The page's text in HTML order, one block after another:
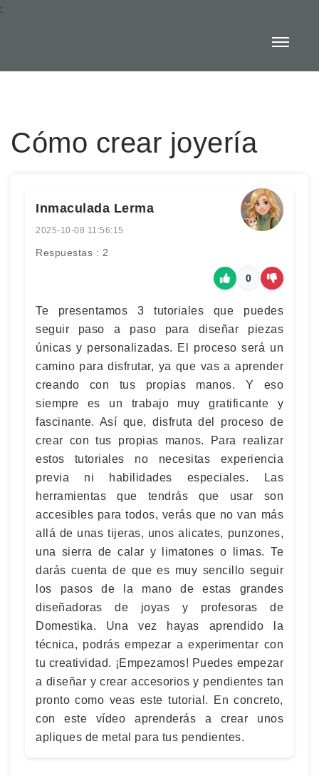
:
Cómo crear joyería
Inmaculada Lerma
2025-10-08 11:56:15
Respuestas : 2
0
Te presentamos 3 tutoriales que puedes
seguir paso a paso para diseñar piezas
únicas y personalizadas. El proceso será un
camino para disfrutar, ya que vas a aprender
creando con tus propias manos. Y eso
siempre es un trabajo muy gratificante y
fascinante. Así que, disfruta del proceso de
crear con tus propias manos. Para realizar
estos tutoriales no necesitas experiencia
previa ni habilidades especiales. Las
herramientas que tendrás que usar son
accesibles para todos, verás que no van más
allá de unas tijeras, unos alicates, punzones,
una sierra de calar y limatones o limas. Te
darás cuenta de que es muy sencillo seguir
los pasos de la mano de estas grandes
diseñadoras de joyas y profesoras de
Domestika. Una vez hayas aprendido la
técnica, podrás empezar a experimentar con
tu creatividad. ¡Empezamos! Puedes empezar
a diseñar y crear accesorios y pendientes tan
pronto como veas este tutorial. En concreto,
con este vídeo aprenderás a crear unos
apliques de metal para tus pendientes.